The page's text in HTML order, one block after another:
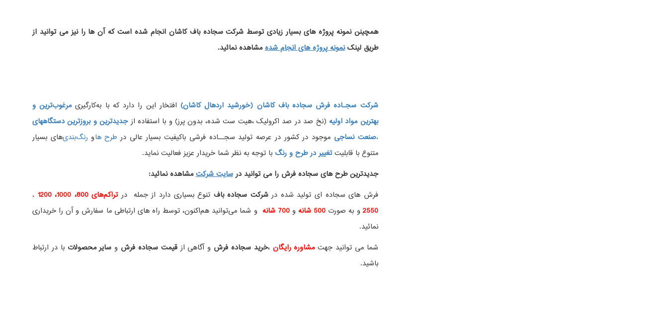
همچینننمونه پروژه هایبسیار زیادی توسط شرکت سجاده باف کاشان انجام شده است که آن ها را نیز می توانید از
طریق لینکنمونه پروژه های انجام شدهمشاهده نمائید.
شرکت سجـاده فرش سجاده باف کاشان (خورشید اردهال کاشان) افتخار این را دارد که با به‌کارگیریمرغوب‌ترین و
بهترین مواد اولیه (نخ صد در صد اکرولیک ،هیت ست شده، بدون پرز) و با استفاده ازجدیدترین و بروزترین دستگاههای
صنعت نساجی، موجود در کشور در عرصه تولید سجــاده فرشی باکیفیت بسیار عالی در طرح هاو
های بسیار
متنوع با قابلیتتغییر در طرح و رنگ با توجه به نظر شما خریدار عزیز فعالیت نماید.
جدیدترین طرح های سجاده فرش را می توانید درسایت شرکتمشاهده نمائید:
فرش های سجاده ای تولید شده درشرکت سجاده باف تنوع بسیاری دارد از جمله در
تراکم‌های 800، 1000، 1200 .
2550 و به صورت 500 شانه و700 شانه
و شما می‌توانید هم‌اکنون، توسط راه های ارتباطی ما سفارش و آن را خریداری
نمائید.
شما می توانید جهت مشاوره رایگان ،خرید سجاده فرش و آگاهی ازقیمت سجاده فرش و سایر محصولات با در ارتباط
باشید.